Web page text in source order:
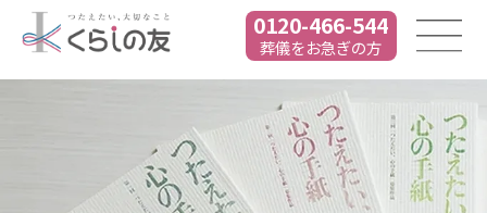
0120-466-544
葬儀をお急ぎの方